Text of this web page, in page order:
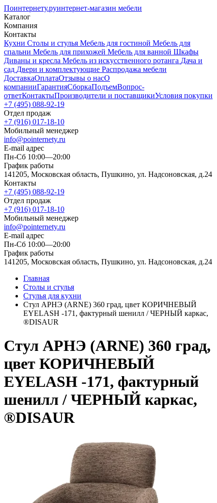
Поинтернету.руинтернет-магазин мебели
Каталог
Компания
Контакты
Кухни Столы и стулья Мебель для гостиной Мебель для
спальни Мебель для прихожей Мебель для ванной Шкафы
Диваны и кресла Мебель из искусственного ротанга Дача и
сад Двери и комплектующие Распродажа мебели
ДоставкаОплатаОтзывы о насО
компанииГарантияСборкаПодъемВопрос-
ответКонтактыПроизводители и поставщикиУсловия покупки
+7 (495) 088-92-19
Отдел продаж
+7 (916) 017-18-10
Мобильный менеджер
info@pointernety.ru
E-mail адрес
Пн-Сб 10:00—20:00
График работы
141205, Московская область, Пушкино, ул. Надсоновская, д.24
Контакты
+7 (495) 088-92-19
Отдел продаж
+7 (916) 017-18-10
Мобильный менеджер
info@pointernety.ru
E-mail адрес
Пн-Сб 10:00—20:00
График работы
141205, Московская область, Пушкино, ул. Надсоновская, д.24
Главная
Столы и стулья
Стулья для кухни
Стул АРНЭ (ARNE) 360 град, цвет КОРИЧНЕВЫЙ
EYELASH -171, фактурный шенилл / ЧЕРНЫЙ каркас,
®DISAUR
Стул АРНЭ (ARNE) 360 град,
цвет КОРИЧНЕВЫЙ
EYELASH -171, фактурный
шенилл / ЧЕРНЫЙ каркас,
®DISAUR